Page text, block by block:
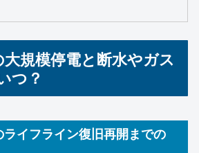
規模停電と断水やガス
つ？
イフライン復旧再開までの